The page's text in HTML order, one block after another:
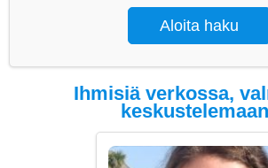
Ihmisiä verkossa,
keskustelemaan